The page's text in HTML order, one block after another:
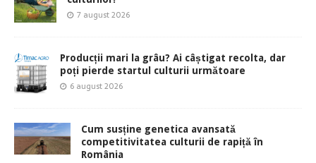
7 august 2026
Producții mari la grâu? Ai câștigat recolta, dar
poți pierde startul culturii următoare
6 august 2026
Cum susține genetica avansată
competitivitatea culturii de rapiță în
România